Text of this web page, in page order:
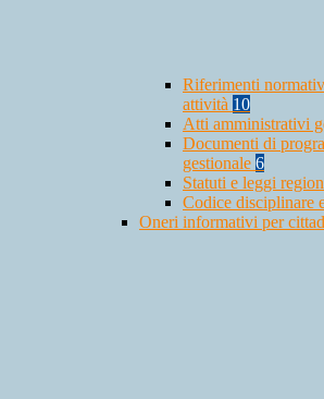
Riferimenti
attività 10
Atti amministrativi
Documenti di
gestionale 6
Statuti e leggi
Codice disciplinare
Oneri informativi per